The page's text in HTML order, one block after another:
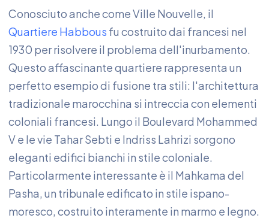
Conosciuto anche come Ville Nouvelle, il
Quartiere Habbous fu costruito dai francesi nel
1930 per risolvere il problema dell'inurbamento.
Questo affascinante quartiere rappresenta un
perfetto esempio di fusione tra stili: l'architettura
tradizionale marocchina si intreccia con elementi
coloniali francesi. Lungo il Boulevard Mohammed
V e le vie Tahar Sebti e Indriss Lahrizi sorgono
eleganti edifici bianchi in stile coloniale.
Particolarmente interessante è il Mahkama del
Pasha, un tribunale edificato in stile ispano-
moresco, costruito interamente in marmo e legno.